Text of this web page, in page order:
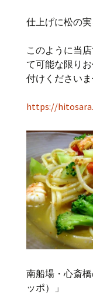
仕上げに松の実
このように当
て可能な限り
付けくださいま
https://
南船場・心斎
ッポ）」